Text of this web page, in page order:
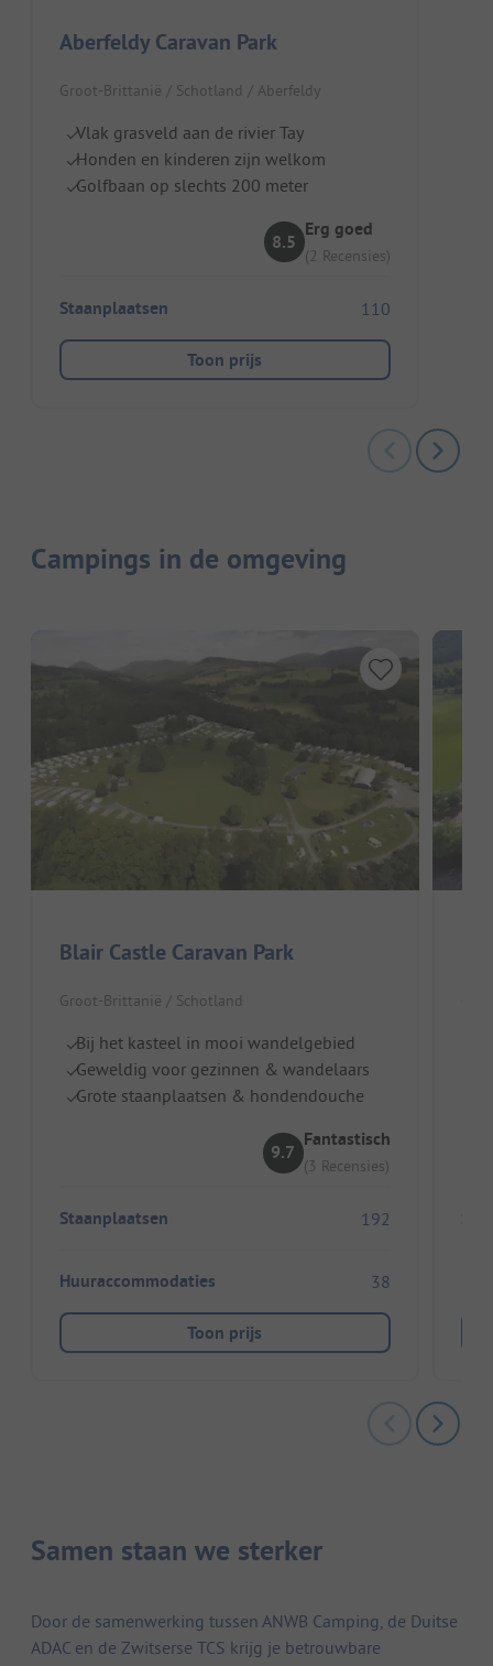
Aberfeldy Caravan Park
Groot-Brittanië / Schotland / Aberfeldy
Vlak grasveld aan de rivier Tay
Honden en kinderen zijn welkom
Golfbaan op slechts 200 meter
8.5
Erg goed
(2 Recensies)
Staanplaatsen 110
Toon prijs
Campings in de omgeving
Blair Castle Caravan Park
Groot-Brittanië / Schotland
Bij het kasteel in mooi wandelgebied
Geweldig voor gezinnen & wandelaars
Grote staanplaatsen & hondendouche
9.7
Fantastisch
(3 Recensies)
Staanplaatsen 192
Huuraccommodaties 38
Toon prijs
Samen staan we sterker
Door de samenwerking tussen ANWB Camping, de Duitse
ADAC en de Zwitserse TCS krijg je betrouwbare